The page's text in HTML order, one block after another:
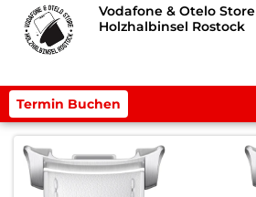
Vodafone & Otelo Store
Holzhalbinsel Rostock
Termin Buchen